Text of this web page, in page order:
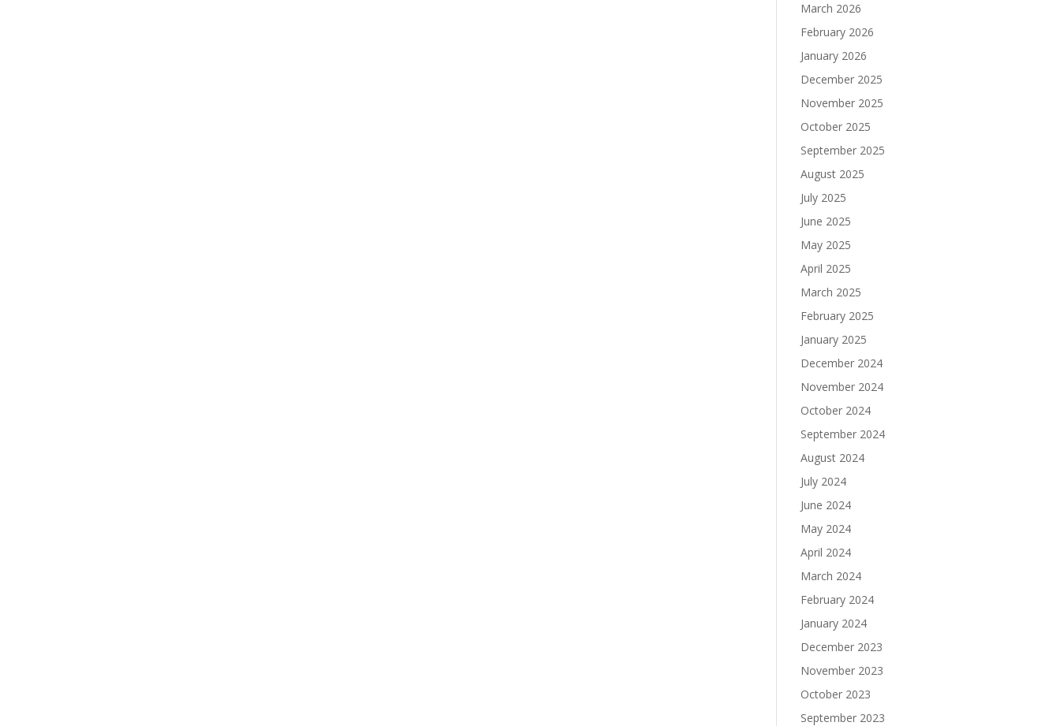
March 2026
February 2026
January 2026
December 2025
November 2025
October 2025
September 2025
August 2025
July 2025
June 2025
May 2025
April 2025
March 2025
February 2025
January 2025
December 2024
November 2024
October 2024
September 2024
August 2024
July 2024
June 2024
May 2024
April 2024
March 2024
February 2024
January 2024
December 2023
November 2023
October 2023
September 2023